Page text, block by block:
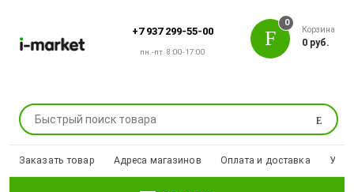
+7 937 299-55-00
пн.-пт. 8:00-17:00
Поиск
0
Корзина
0 руб.
Заказать товар Адреса магазинов Оплата и доставка